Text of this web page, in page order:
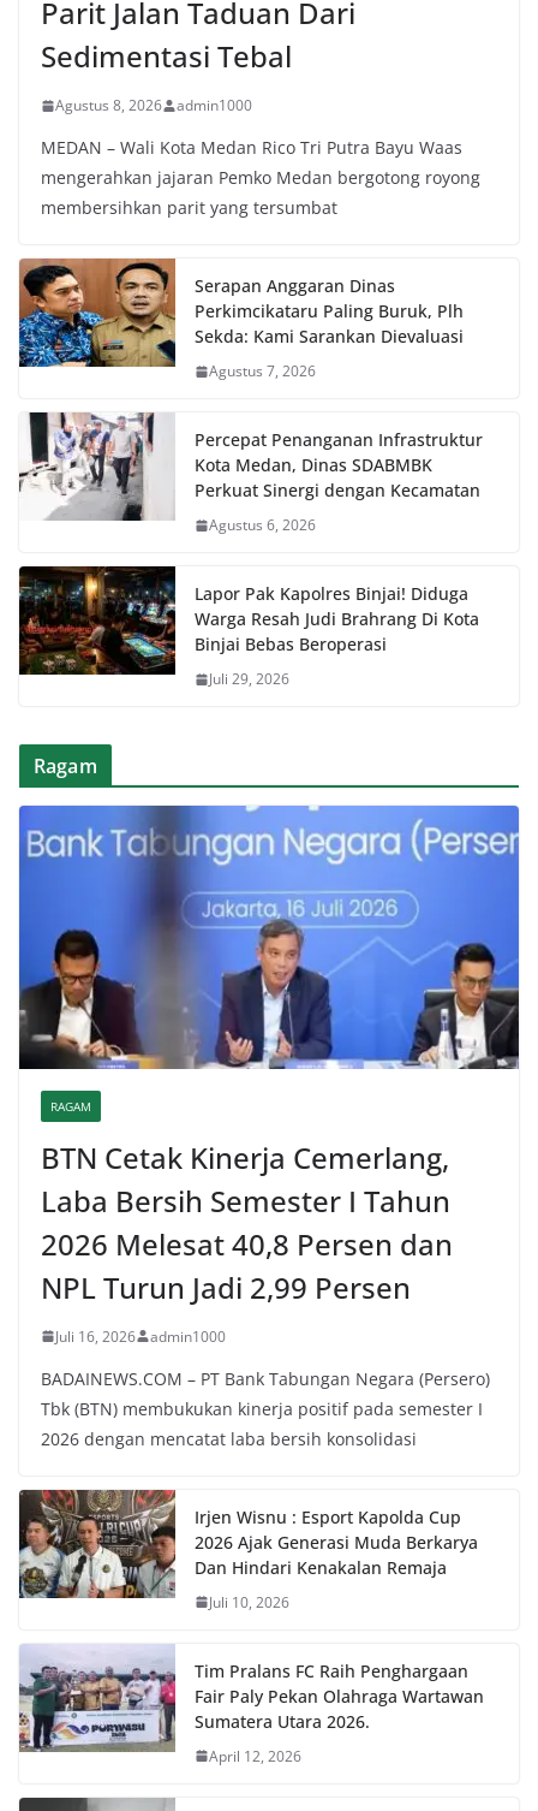
Parit Jalan Taduan Dari
Sedimentasi Tebal
Agustus 8, 2026 admin1000
MEDAN – Wali Kota Medan Rico Tri Putra Bayu Waas
mengerahkan jajaran Pemko Medan bergotong royong
membersihkan parit yang tersumbat
Serapan Anggaran Dinas
Perkimcikataru Paling Buruk, Plh
Sekda: Kami Sarankan Dievaluasi
Agustus 7, 2026
Percepat Penanganan Infrastruktur
Kota Medan, Dinas SDABMBK
Perkuat Sinergi dengan Kecamatan
Agustus 6, 2026
Lapor Pak Kapolres Binjai! Diduga
Warga Resah Judi Brahrang Di Kota
Binjai Bebas Beroperasi
Juli 29, 2026
Ragam
RAGAM
BTN Cetak Kinerja Cemerlang,
Laba Bersih Semester I Tahun
2026 Melesat 40,8 Persen dan
NPL Turun Jadi 2,99 Persen
Juli 16, 2026 admin1000
BADAINEWS.COM – PT Bank Tabungan Negara (Persero)
Tbk (BTN) membukukan kinerja positif pada semester I
2026 dengan mencatat laba bersih konsolidasi
Irjen Wisnu : Esport Kapolda Cup
2026 Ajak Generasi Muda Berkarya
Dan Hindari Kenakalan Remaja
Juli 10, 2026
Tim Pralans FC Raih Penghargaan
Fair Paly Pekan Olahraga Wartawan
Sumatera Utara 2026.
April 12, 2026